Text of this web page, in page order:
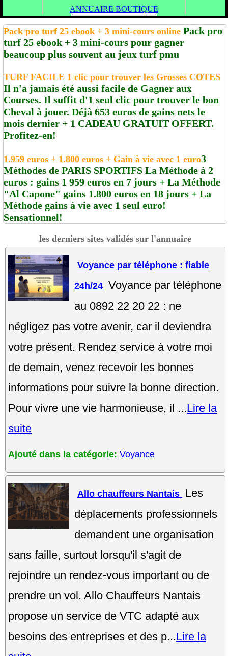
ANNUAIRE BOUTIQUE
Pack pro turf 25 ebook + 3 mini-cours online Pack pro
turf 25 ebook + 3 mini-cours pour gagner
beaucoup plus souvent au jeux turf pmu
TURF FACILE 1 clic pour trouver les Grosses COTES
Il n'a jamais été aussi facile de Gagner aux
Courses. Il suffit d'1 seul clic pour trouver le bon
Cheval à jouer. Déjà 653 euros de gains nets le
mois dernier + 1 CADEAU GRATUIT OFFERT.
Profitez-en!
1.959 euros + 1.800 euros + Gain à vie avec 1 euro3
Méthodes de PARIS SPORTIFS La Méthode à 2
euros : gains 1 959 euros en 7 jours + La Méthode
"Al Capone" gains 1.800 euros en 18 jours + La
Méthode gains à vie avec 1 seul euro!
Sensationnel!
les derniers sites validés sur l'annuaire
Voyance par téléphone : fiable
24h/24 Voyance par téléphone
au 0892 22 20 22 : ne
négligez pas votre avenir, car il deviendra
votre présent. Rendez service à votre moi
de demain, venez recevoir les bonnes
informations pour suivre la bonne direction.
Pour vivre une vie harmonieuse, il ...Lire la
suite
Ajouté dans la catégorie: Voyance
Allo chauffeurs Nantais Les
déplacements professionnels
demandent une organisation
sans faille, surtout lorsqu'il s'agit de
rejoindre un rendez-vous important ou de
prendre un vol. Allo Chauffeurs Nantais
propose un service de VTC adapté aux
besoins des entreprises et des p...Lire la